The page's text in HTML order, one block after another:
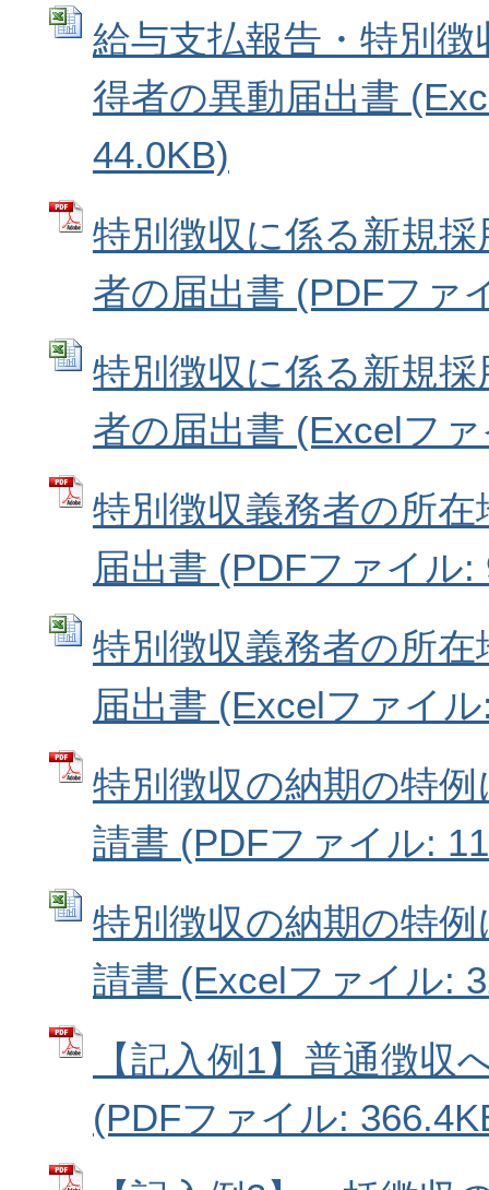
給与支払報告・特別
得者の異動届出書
44.0KB)
特別徴収に係る新規
者の届出書 (PDFファ
特別徴収に係る新規
者の届出書 (Excelフ
特別徴収義務者の所
届出書 (PDFファイル:
特別徴収義務者の所
届出書 (Excelファイ
特別徴収の納期の特
請書 (PDFファイル:
特別徴収の納期の特
請書 (Excelファイル:
【記入例1】普通徴収
(PDFファイル: